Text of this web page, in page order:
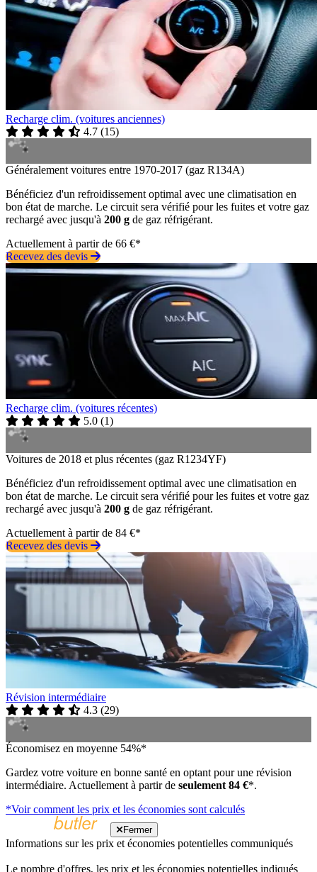
Recharge clim. (voitures anciennes)
4.7 (15)
Généralement voitures entre 1970-2017 (gaz R134A)
Bénéficiez d'un refroidissement optimal avec une climatisation en
bon état de marche. Le circuit sera vérifié pour les fuites et votre gaz
rechargé avec jusqu'à 200 g de gaz réfrigérant.
Actuellement à partir de 66 €*
Recevez des devis
Recharge clim. (voitures récentes)
5.0 (1)
Voitures de 2018 et plus récentes (gaz R1234YF)
Bénéficiez d'un refroidissement optimal avec une climatisation en
bon état de marche. Le circuit sera vérifié pour les fuites et votre gaz
rechargé avec jusqu'à 200 g de gaz réfrigérant.
Actuellement à partir de 84 €*
Recevez des devis
Révision intermédiaire
4.3 (29)
Économisez en moyenne 54%*
Gardez votre voiture en bonne santé en optant pour une révision
intermédiaire. Actuellement à partir de seulement 84 €*.
*Voir comment les prix et les économies sont calculés
Fermer
Informations sur les prix et économies potentielles communiqués
Le nombre d'offres, les prix et les économies potentielles indiqués